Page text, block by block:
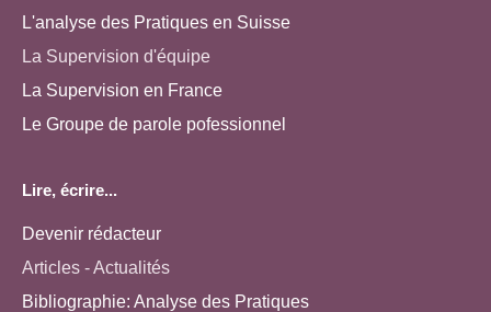
L'analyse des Pratiques en Suisse
La Supervision d'équipe
La Supervision en France
Le Groupe de parole pofessionnel
Lire, écrire...
Devenir rédacteur
Articles - Actualités
Bibliographie: Analyse des Pratiques